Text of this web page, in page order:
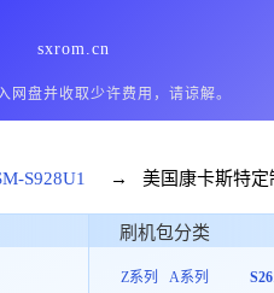
sxrom.cn
网盘并收取少许费用，请谅解。
S928U1 → 美国康卡斯特定
刷机包分类
Z系列 A系列